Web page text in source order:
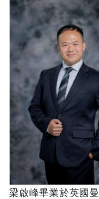
梁啟峰畢業於英國